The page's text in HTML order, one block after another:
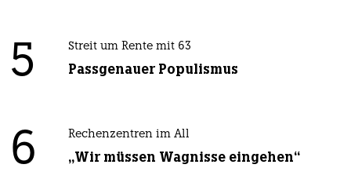
5 Streit um Rente mit 63
Passgenauer Populismus
6 Rechenzentren im All
„Wir müssen Wagnisse eingehen“